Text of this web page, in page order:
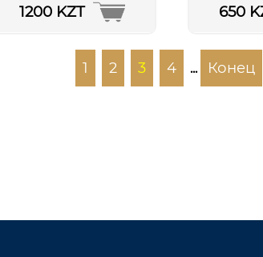
школы
1200 KZT 650
1 2 3 4 ... Конец